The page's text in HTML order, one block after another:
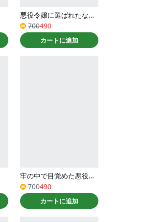
悪役令嬢に選ばれたなら、優雅に演じてみせましょう！（コミック） ： 3
700490
カートに追加
牢の中で目覚めた悪役令嬢は死にたくない～処刑を回避したら、待っていたのは溺愛でした～（コミック） ： 3
700490
カートに追加